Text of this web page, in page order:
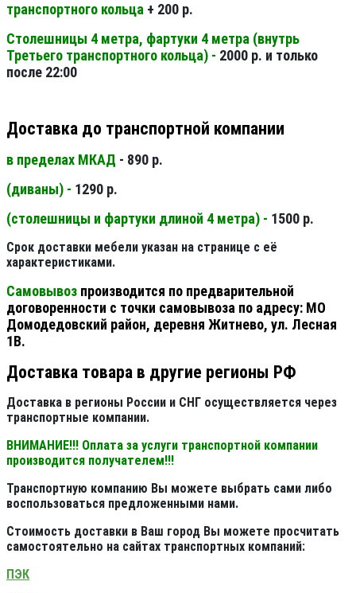
транспортного кольца + 200 р.
Столешницы 4 метра, фартуки 4 метра (внутрь
Третьего транспортного кольца) - 2000 р. и только
после 22:00
Доставка до транспортной компании
в пределах МКАД - 890 р.
(диваны) - 1290 р.
(столешницы и фартуки длиной 4 метра) - 1500 р.
Срок доставки мебели указан на странице с её
характеристиками.
Самовывоз производится по предварительной
договоренности с точки самовывоза по адресу: МО
Домодедовский район, деревня Житнево, ул. Лесная
1В.
Доставка товара в другие регионы РФ
Доставка в регионы России и СНГ осуществляется через
транспортные компании.
ВНИМАНИЕ!!! Оплата за услуги транспортной компании
производится получателем!!!
Транспортную компанию Вы можете выбрать сами либо
воспользоваться предложенными нами.
Стоимость доставки в Ваш город Вы можете просчитать
самостоятельно на сайтах транспортных компаний:
ПЭК